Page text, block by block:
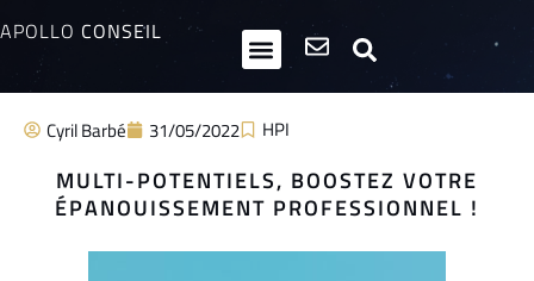
APOLLO CONSEIL
Cyril Barbé 31/05/2022 HPI
MULTI-POTENTIELS, BOOSTEZ VOTRE
ÉPANOUISSEMENT PROFESSIONNEL !